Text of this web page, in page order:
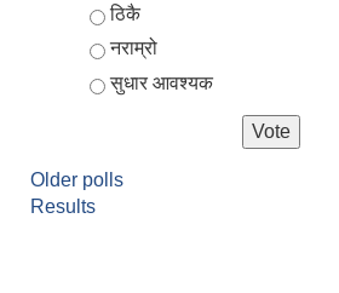
ठिकै
नराम्रो
सुधार आवश्यक
Older polls
Results